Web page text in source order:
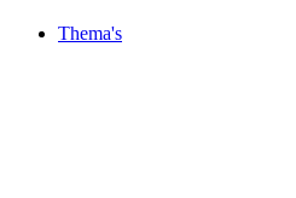
Thema's